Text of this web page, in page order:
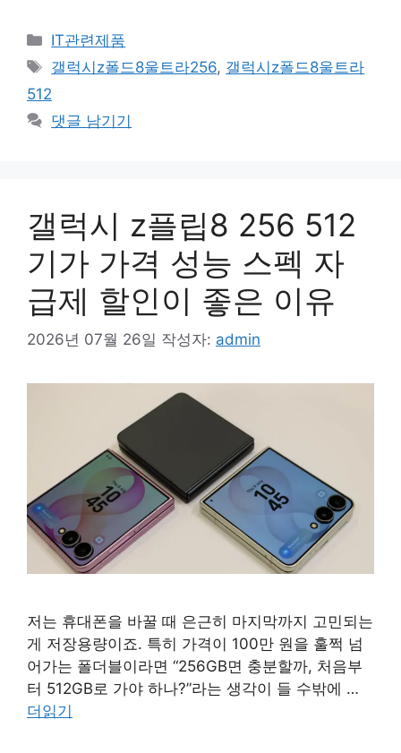
카
테
리
IT관련제품
태
그
갤럭시z폴드8울트라256, 갤럭시z폴드8울트라
512
댓글 남기기
갤럭시 z플립8 256 512
기가 가격 성능 스펙 자
급제 할인이 좋은 이유
2026년 07월 26일 작성자: admin
저는 휴대폰을 바꿀 때 은근히 마지막까지 고민되는
게 저장용량이죠. 특히 가격이 100만 원을 훌쩍 넘
어가는 폴더블이라면 “256GB면 충분할까, 처음부
터 512GB로 가야 하나?”라는 생각이 들 수밖에 …
더읽기